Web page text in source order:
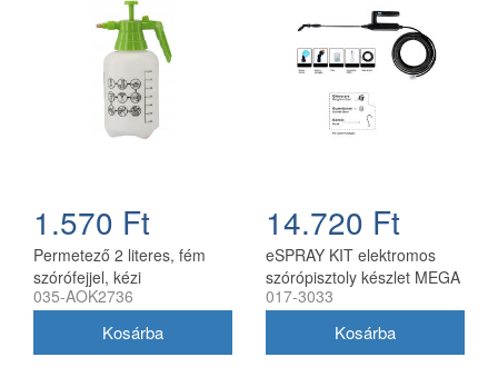
1.570 Ft
Permetező 2 literes, fém
szórófejjel, kézi
nyomáspermetező CH
035-AOK2736
14.720 Ft
eSPRAY KIT elektromos
szórópisztoly készlet MEGA
Olimpia permetezőkhöz
017-3033